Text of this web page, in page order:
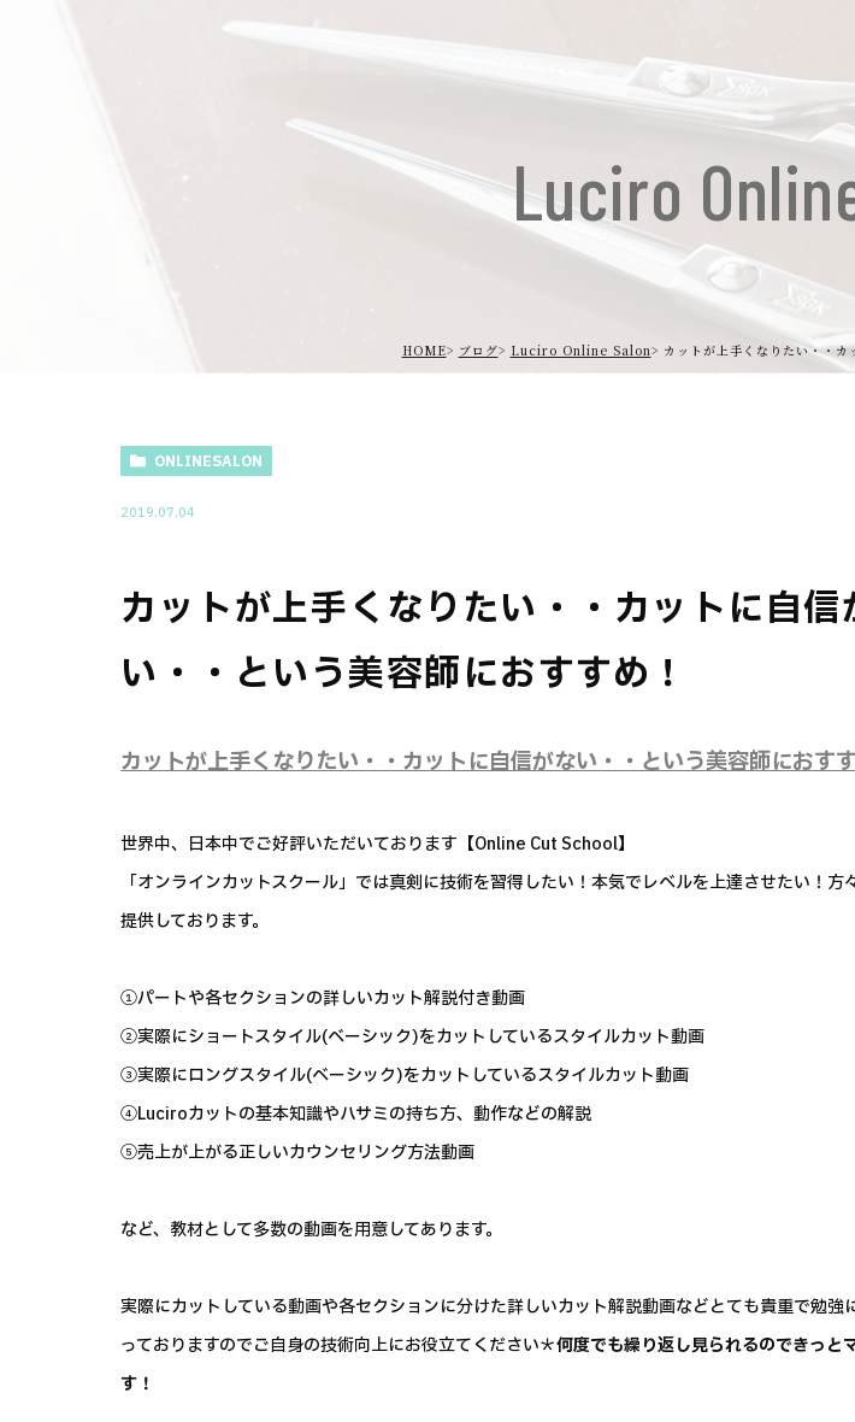
Luciro
HOME ブログ Luciro Online Salon カットが上手くなりたい・・カ
ONLINESALON
2019.07.04
カットが上手くなりたい・・カットに自信
い・・という美容師におすすめ！
カットが上手くなりたい・・カットに自信がない・・という美容師におす
世界中、日本中でご好評いただいております【Online Cut School】
「オンラインカットスクール」では真剣に技術を習得したい！本気でレベルを上達させたい！方
提供しております。
①パートや各セクションの詳しいカット解説付き動画
②実際にショートスタイル(ベーシック)をカットしているスタイルカット動画
③実際にロングスタイル(ベーシック)をカットしているスタイルカット動画
④Luciroカットの基本知識やハサミの持ち方、動作などの解説
⑤売上が上がる正しいカウンセリング方法動画
など、教材として多数の動画を用意してあります。
実際にカットしている動画や各セクションに分けた詳しいカット解説動画などとても貴重で勉強
っておりますのでご自身の技術向上にお役立てください＊何度でも繰り返し見られるのできっと
す！